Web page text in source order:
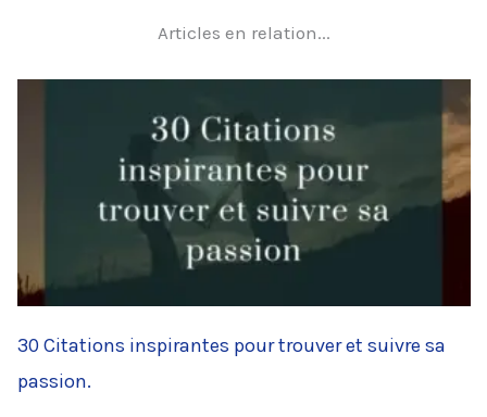
Articles en relation...
30 Citations inspirantes pour trouver et suivre sa
passion.